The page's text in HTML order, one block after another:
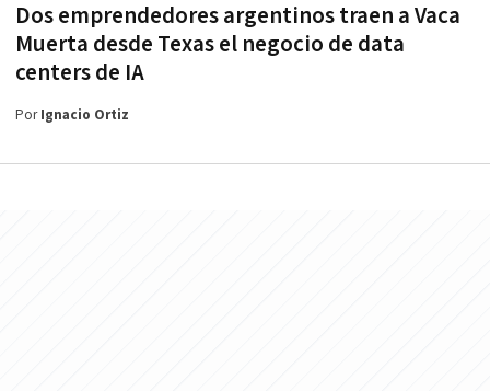
Dos emprendedores argentinos traen a Vaca
Muerta desde Texas el negocio de data
centers de IA
PorIgnacio Ortiz